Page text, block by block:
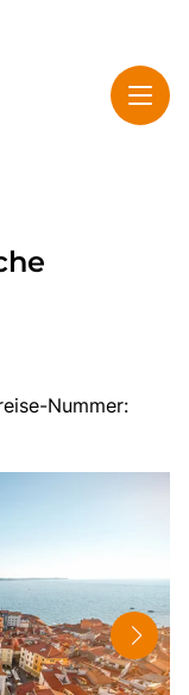
Nummer: